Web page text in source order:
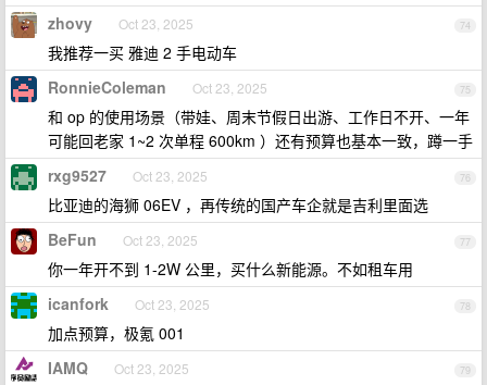
74
zhovy Oct 23, 2025
我推荐一买 雅迪 2 手电动车
75
RonnieColeman Oct 23, 2025
和 op 的使用场景（带娃、周末节假日出游、工作日不开、一年
可能回老家 1~2 次单程 600km ）还有预算也基本一致，蹲一手
76
rxg9527 Oct 23, 2025
比亚迪的海狮 06EV ，再传统的国产车企就是吉利里面选
77
BeFun Oct 23, 2025
你一年开不到 1-2W 公里，买什么新能源。不如租车用
78
icanfork Oct 23, 2025
加点预算，极氪 001
79
IAMQ Oct 23, 2025